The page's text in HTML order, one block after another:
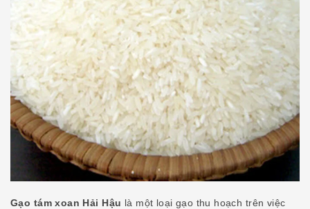
Gạo tám xoan Hải Hậu là một loại gạo thu hoạch trên việc